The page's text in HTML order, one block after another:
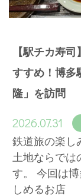
【駅チカ寿
すすめ！博多
隆」を訪問
2026.07.31
鉄道旅の楽し
土地ならでは
す。 今回は
しめるお店